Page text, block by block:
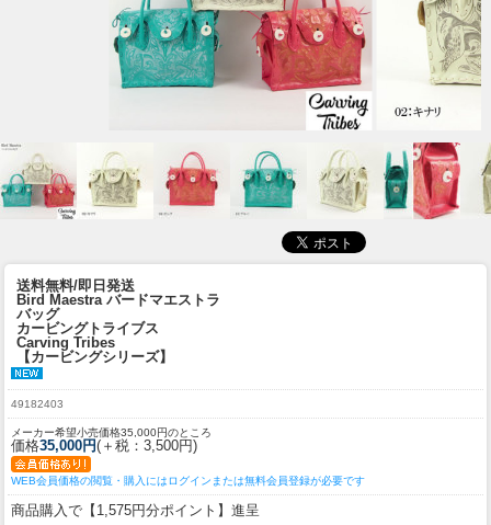
送料無料/即日発送
Bird Maestra バードマエストラ
バッグ
カービングトライブス
Carving Tribes
【カービングシリーズ】
49182403
メーカー希望小売価格35,000円のところ
価格35,000円(＋税：3,500円)
WEB会員価格の閲覧・購入にはログインまたは無料会員登録が必要です
商品購入で【1,575円分ポイント】進呈